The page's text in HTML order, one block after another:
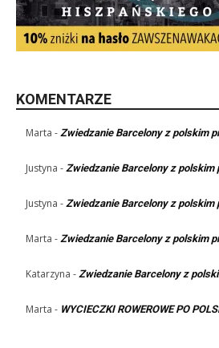
KOMENTARZE
Marta - Zwiedzanie Barcelony z polskim
Justyna - Zwiedzanie Barcelony z polskim
Justyna - Zwiedzanie Barcelony z polskim
Marta - Zwiedzanie Barcelony z polskim
Katarzyna - Zwiedzanie Barcelony z
Marta - WYCIECZKI ROWEROWE PO